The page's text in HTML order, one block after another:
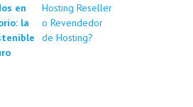
en
la
Hosting Reseller
o Revendedor
de Hosting?